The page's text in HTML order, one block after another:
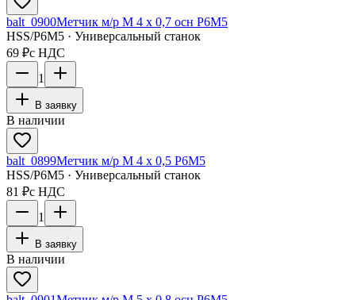
balt_0900Метчик м/р М 4 х 0,7 осн Р6М5
HSS/Р6М5 · Универсальный станок
69 ₽с НДС
1
В заявку
В наличии
balt_0899Метчик м/р М 4 х 0,5 Р6М5
HSS/Р6М5 · Универсальный станок
81 ₽с НДС
1
В заявку
В наличии